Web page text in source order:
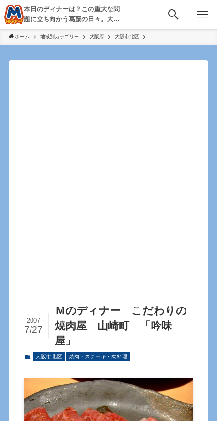
本日のディナーは？この重大な問
題に立ち向かう葛藤の日々。大
阪・京都・神戸を中心とした食べ
歩き、飲み歩きを綴る。
ホーム 地域別カテゴリー 大阪府 大阪市北区
Ｍのディナー こだわりの
焼肉屋 山崎町 「吟味
屋」
2007
7/27
大阪市北区 焼肉・ステーキ・肉料理